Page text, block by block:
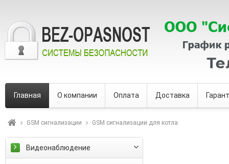
Главная О компании Оплата Доставка
GSM сигнализации GSM сигнализации для котла
Видеонаблюдение